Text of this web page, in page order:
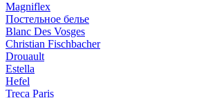
Magniflex
Постельное белье
Blanc Des Vosges
Christian Fischbacher
Drouault
Estella
Hefel
Treca Paris